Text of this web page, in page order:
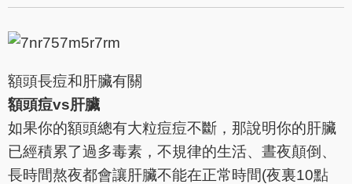
額頭長痘和肝臟有關
額頭痘vs肝臟
如果你的額頭總有大粒痘痘不斷，那說明你的肝臟
已經積累了過多毒素，不規律的生活、晝夜顛倒、
長時間熬夜都會讓肝臟不能在正常時間(夜裏10點